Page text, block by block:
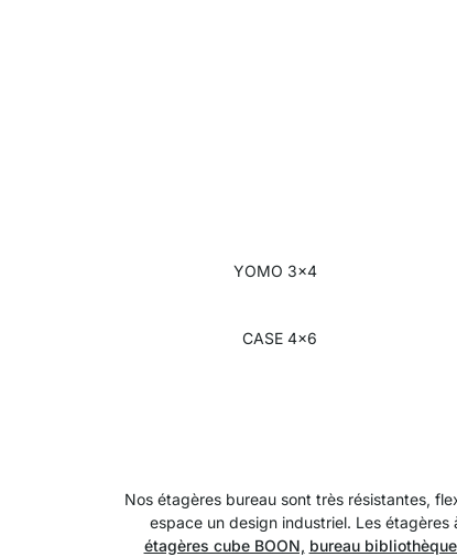
YOMO 3x4
CASE 4x6
Nos étagères bureau sont très résistantes,
espace un design industriel. Les
étagères cube BOON, bureau bibliothèque